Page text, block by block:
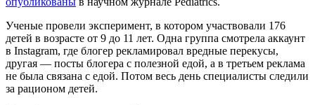
Ученые провели эксперимент, в котором участвовали 176
детей в возрасте от 9 до 11 лет. Одна группа смотрела аккаунт
в Instagram, где блогер рекламировал вредные перекусы,
другая — посты блогера с полезной едой, а в третьем реклама
не была связана с едой. Потом весь день специалисты следили
за рационом детей.